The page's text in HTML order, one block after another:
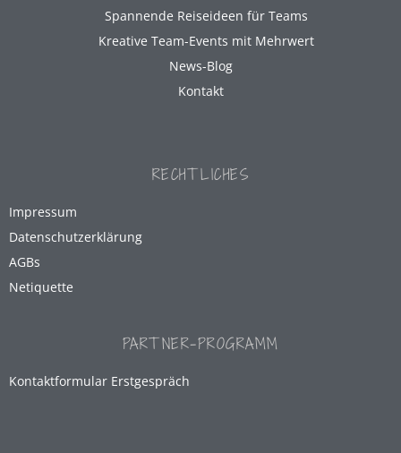
Spannende Reiseideen für Teams
Kreative Team-Events mit Mehrwert
News-Blog
Kontakt
RECHTLICHES
Impressum
Datenschutzerklärung
AGBs
Netiquette
PARTNER-PROGRAMM
Kontaktformular Erstgespräch